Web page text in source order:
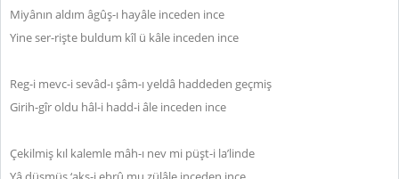
Miyânın aldım âgûş-ı hayâle inceden ince
Yine ser-rişte buldum kîl ü kâle inceden ince
Reg-i mevc-i sevâd-ı şâm-ı yeldâ haddeden geçmiş
Girih-gîr oldu hâl-i hadd-i âle inceden ince
Çekilmiş kıl kalemle mâh-ı nev mi püşt-i la’linde